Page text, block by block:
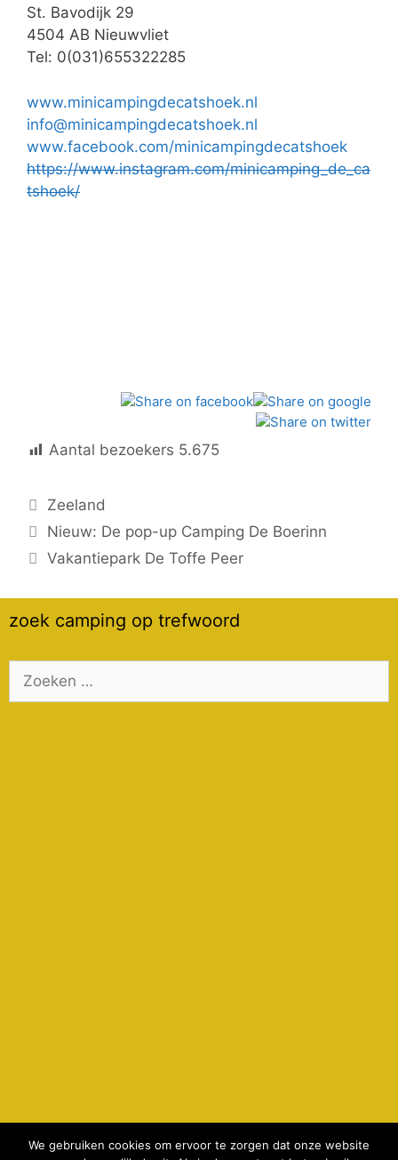
St. Bavodijk 29
4504 AB Nieuwvliet
Tel: 0(031)655322285
www.minicampingdecatshoek.nl
info@minicampingdecatshoek.nl
www.facebook.com/minicampingdecatshoek
https://www.instagram.com/minicamping_de_ca
tshoek/
Aantal bezoekers 5.675
Categorieën
Zeeland
Nieuw: De pop-up Camping De Boerinn
Vakantiepark De Toffe Peer
zoek camping op trefwoord
Zoek
We gebruiken cookies om ervoor te zorgen dat onze website